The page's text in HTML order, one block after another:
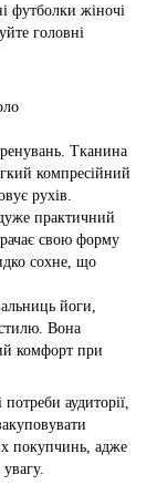
футболки жіночі
головні
Тканина
компресійний
рухів.
практичний
свою форму
сохне, що
йоги,
Вона
комфорт при
аудиторії,
покупчинь, адже